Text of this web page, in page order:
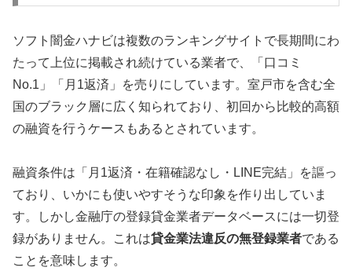
ソフト闇金ハナビは複数のランキングサイトで長期間にわ
たって上位に掲載され続けている業者で、「口コミ
No.1」「月1返済」を売りにしています。室戸市を含む全
国のブラック層に広く知られており、初回から比較的高額
の融資を行うケースもあるとされています。
融資条件は「月1返済・在籍確認なし・LINE完結」を謳っ
ており、いかにも使いやすそうな印象を作り出していま
す。しかし金融庁の登録貸金業者データベースには一切登
録がありません。これは貸金業法違反の無登録業者である
ことを意味します。